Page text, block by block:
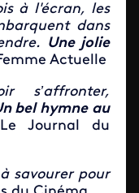
à l'écran, les
dans
Une jolie
Actuelle
s’affronter,
bel hymne au
Journal du
savourer pour